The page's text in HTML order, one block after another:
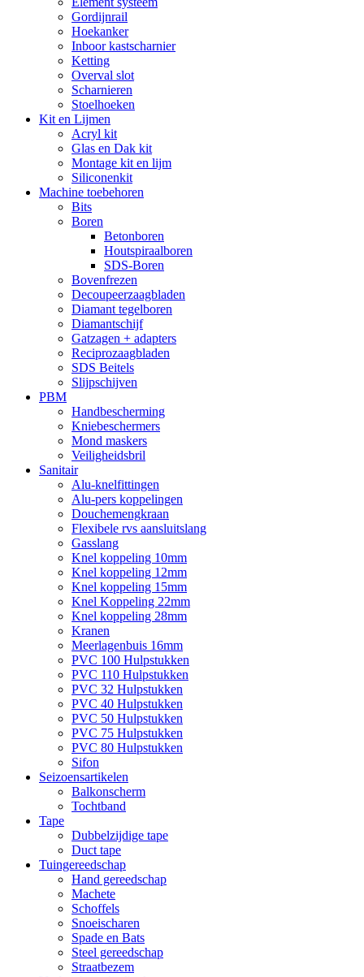
Gordijnrail
Hoekanker
Inboor kastscharnier
Ketting
Overval slot
Scharnieren
Stoelhoeken
Kit en Lijmen
Acryl kit
Glas en Dak kit
Montage kit en lijm
Siliconenkit
Machine toebehoren
Bits
Boren
Betonboren
Houtspiraalboren
SDS-Boren
Bovenfrezen
Decoupeerzaagbladen
Diamant tegelboren
Diamantschijf
Gatzagen + adapters
Reciprozaagbladen
SDS Beitels
Slijpschijven
PBM
Handbescherming
Kniebeschermers
Mond maskers
Veiligheidsbril
Sanitair
Alu-knelfittingen
Alu-pers koppelingen
Douchemengkraan
Flexibele rvs aansluitslang
Gasslang
Knel koppeling 10mm
Knel koppeling 12mm
Knel koppeling 15mm
Knel Koppeling 22mm
Knel koppeling 28mm
Kranen
Meerlagenbuis 16mm
PVC 100 Hulpstukken
PVC 110 Hulpstukken
PVC 32 Hulpstukken
PVC 40 Hulpstukken
PVC 50 Hulpstukken
PVC 75 Hulpstukken
PVC 80 Hulpstukken
Sifon
Seizoensartikelen
Balkonscherm
Tochtband
Tape
Dubbelzijdige tape
Duct tape
Tuingereedschap
Hand gereedschap
Machete
Schoffels
Snoeischaren
Spade en Bats
Steel gereedschap
Straatbezem